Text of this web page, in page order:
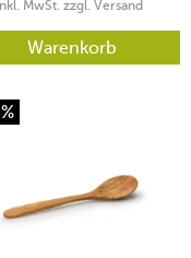
MwSt. zzgl. Versand
Warenkorb